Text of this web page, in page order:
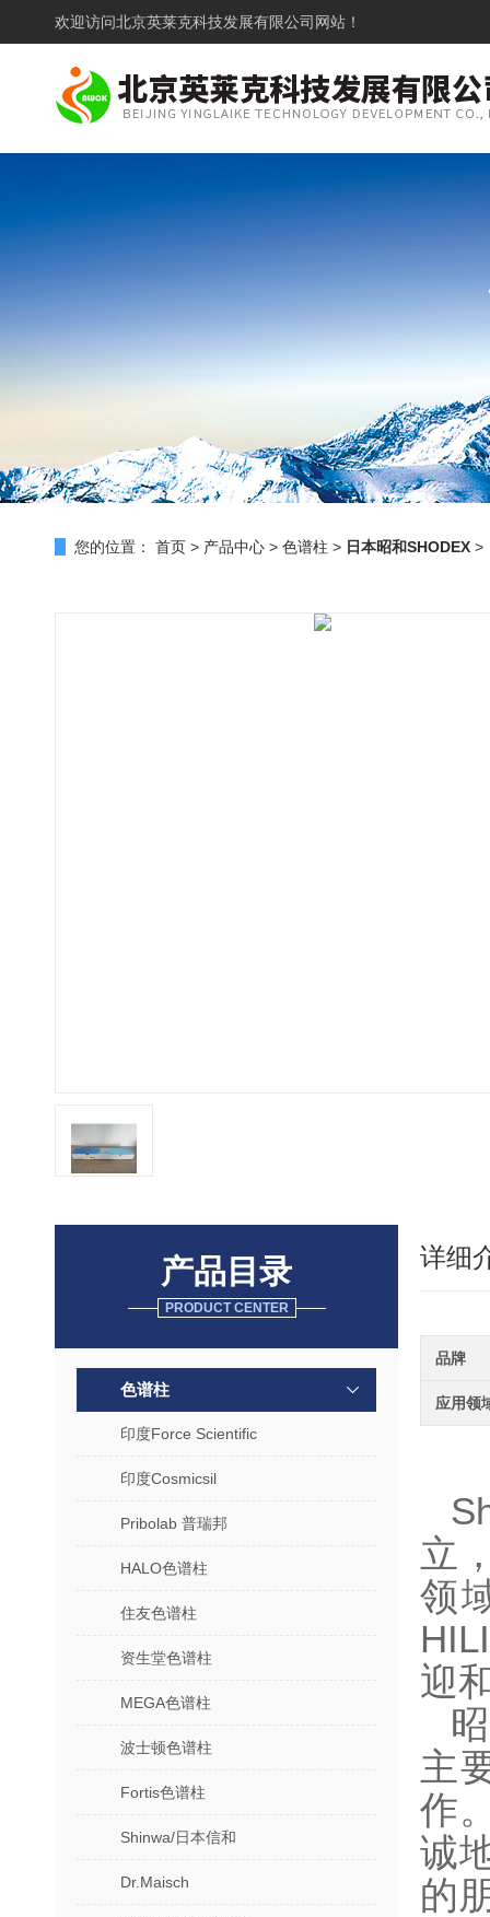
欢迎访问北京英莱克科技发展有限公司网站！
您的位置： 首页 > 产品中心 > 色谱柱 > 日本昭和SHODEX >
产品目录
PRODUCT CENTER
色谱柱
印度Force Scientific
印度Cosmicsil
Pribolab 普瑞邦
HALO色谱柱
住友色谱柱
资生堂色谱柱
MEGA色谱柱
波士顿色谱柱
Fortis色谱柱
Shinwa/日本信和
Dr.Maisch
详细
品牌
应用领
立
领
迎
主
作
诚
的